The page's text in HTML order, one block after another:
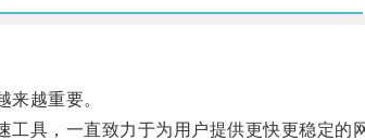
越重要。
具，一直致力于为用户提供更快更稳定的网